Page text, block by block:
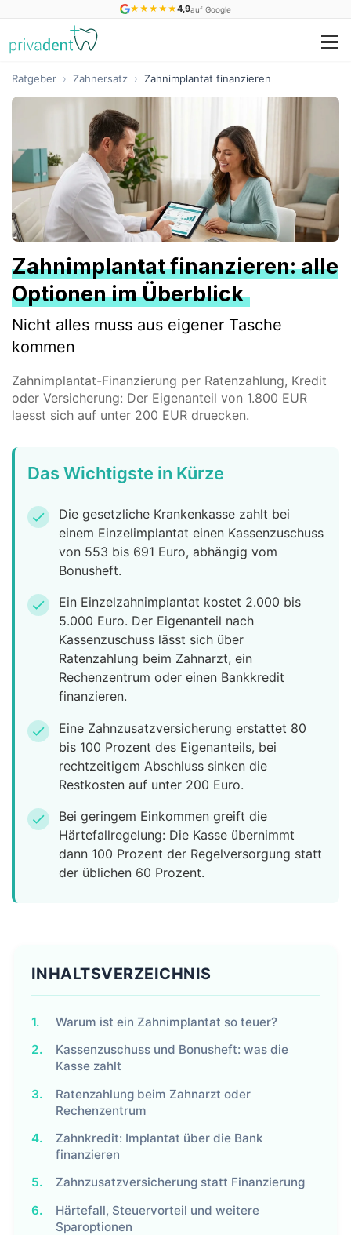
★ ★ ★ ★ ★4,9auf Google
Ratgeber › Zahnersatz › Zahnimplantat finanzieren
Zahnimplantat finanzieren: alle
Optionen im Überblick
Nicht alles muss aus eigener Tasche
kommen
Zahnimplantat-Finanzierung per Ratenzahlung, Kredit
oder Versicherung: Der Eigenanteil von 1.800 EUR
laesst sich auf unter 200 EUR druecken.
Das Wichtigste in Kürze
check
Die gesetzliche Krankenkasse zahlt bei
einem Einzelimplantat einen Kassenzuschuss
von 553 bis 691 Euro, abhängig vom
Bonusheft.
check
Ein Einzelzahnimplantat kostet 2.000 bis
5.000 Euro. Der Eigenanteil nach
Kassenzuschuss lässt sich über
Ratenzahlung beim Zahnarzt, ein
Rechenzentrum oder einen Bankkredit
finanzieren.
check
Eine Zahnzusatzversicherung erstattet 80
bis 100 Prozent des Eigenanteils, bei
rechtzeitigem Abschluss sinken die
Restkosten auf unter 200 Euro.
check
Bei geringem Einkommen greift die
Härtefallregelung: Die Kasse übernimmt
dann 100 Prozent der Regelversorgung statt
der üblichen 60 Prozent.
INHALTSVERZEICHNIS
1.
Warum ist ein Zahnimplantat so teuer?
2.
Kassenzuschuss und Bonusheft: was die
Kasse zahlt
3.
Ratenzahlung beim Zahnarzt oder
Rechenzentrum
4.
Zahnkredit: Implantat über die Bank
finanzieren
5.
Zahnzusatzversicherung statt Finanzierung
6.
Härtefall, Steuervorteil und weitere
Sparoptionen